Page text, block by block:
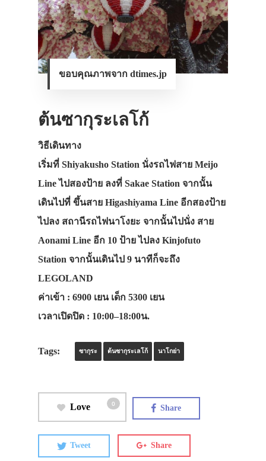
ขอบคุณภาพจาก dtimes.jp
ต้นซากุระเลโก้
วิธีเดินทาง
เริ่มที่ Shiyakusho Station นั่งรถไฟสาย Meijo
Line ไปสองป้าย ลงที่ Sakae Station จากนั้น
เดินไปที่ ขึ้นสาย Higashiyama Line อีกสองป้าย
ไปลง สถานีรถไฟนาโงยะ จากนั้นไปนั่ง สาย
Aonami Line อีก 10 ป้าย ไปลง Kinjofuto
Station จากนั้นเดินไป 9 นาทีก็จะถึง
LEGOLAND
ค่าเข้า : 6900 เยน เด็ก 5300 เยน
เวลาเปิดปิด : 10:00–18:00น.
Tags: ซากุระ ต้นซากุระเลโก้ นาโกย่า
Love 0 Share
Tweet Share